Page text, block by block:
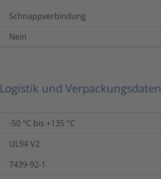
Schnappverbindung
Nein
Logistik und Verpackungsdaten
-50 °C bis +135 °C
UL94 V2
7439-92-1